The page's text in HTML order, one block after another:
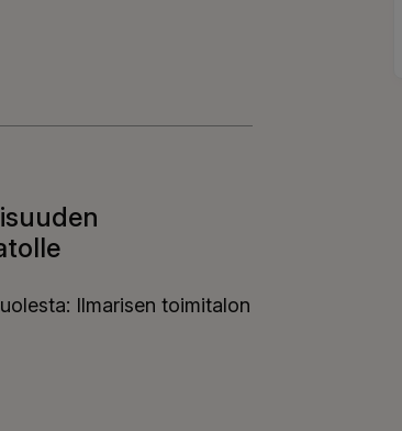
Ilmarisen toimitalon
edistämiseksi: Lepakkopönttö